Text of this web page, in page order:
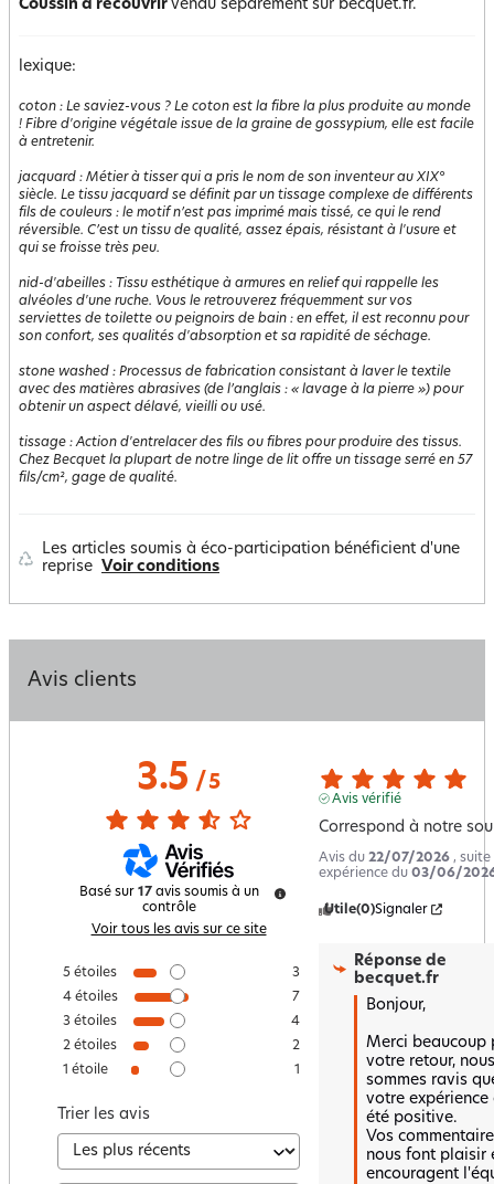
Coussin à recouvrir vendu séparément sur becquet.fr.
lexique:
coton : Le saviez-vous ? Le coton est la fibre la plus produite au monde
! Fibre d'origine végétale issue de la graine de gossypium, elle est facile
à entretenir.
jacquard : Métier à tisser qui a pris le nom de son inventeur au XIX°
siècle. Le tissu jacquard se définit par un tissage complexe de différents
fils de couleurs : le motif n’est pas imprimé mais tissé, ce qui le rend
réversible. C’est un tissu de qualité, assez épais, résistant à l'usure et
qui se froisse très peu.
nid-d'abeilles : Tissu esthétique à armures en relief qui rappelle les
alvéoles d'une ruche. Vous le retrouverez fréquemment sur vos
serviettes de toilette ou peignoirs de bain : en effet, il est reconnu pour
son confort, ses qualités d'absorption et sa rapidité de séchage.
stone washed : Processus de fabrication consistant à laver le textile
avec des matières abrasives (de l’anglais : « lavage à la pierre ») pour
obtenir un aspect délavé, vieilli ou usé.
tissage :Action d'entrelacer des fils ou fibres pour produire des tissus.
Chez Becquet la plupart de notre linge de lit offre un tissage serré en 57
fils/cm², gage de qualité.
Les articles soumis à éco-participation bénéficient d'une
reprise Voir conditions
Avis clients
3.5/ 5
Basé sur 17 avis soumis à un
contrôle
Voir tous les avis sur ce site
5 étoiles
3
4 étoiles
7
3 étoiles
4
2 étoiles
2
1 étoile 1
Trier les avis
Avis vérifié
Correspond à notre
Avis du 22/07/2026 , suite
expérience du 03/06/
Utile(0)Signaler
Réponse de
becquet.fr
Bonjour,
Merci beaucoup
votre retour, nous
sommes ravis
votre expérience
été positive.
Vos
nous font plaisir
encouragent